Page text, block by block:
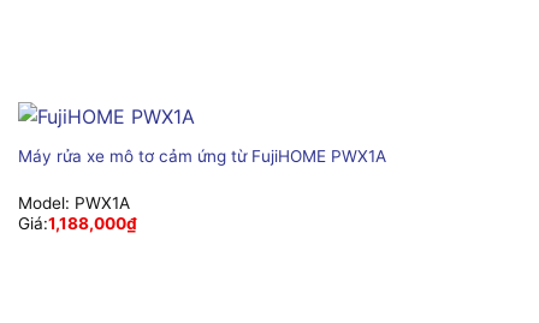
Máy rửa xe mô tơ cảm ứng từ FujiHOME PWX1A
Model: PWX1A
Giá:1,188,000₫